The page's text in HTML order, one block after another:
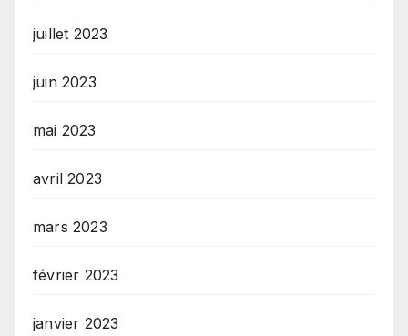
juillet 2023
juin 2023
mai 2023
avril 2023
mars 2023
février 2023
janvier 2023